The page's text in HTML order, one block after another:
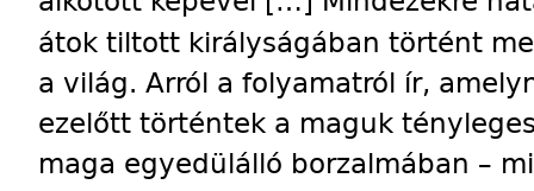
átok tiltott királyságában történt
a világ. Arról a folyamatról ír,
ezelőtt történtek a maguk
maga egyedülálló borzalmában –